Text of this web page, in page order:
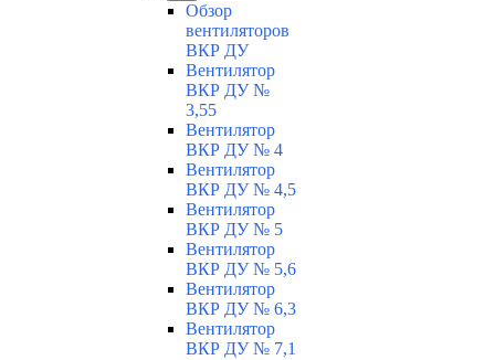
Обзор
вентиляторов
ВКР ДУ
Вентилятор
ВКР ДУ №
3,55
Вентилятор
ВКР ДУ № 4
Вентилятор
ВКР ДУ № 4,5
Вентилятор
ВКР ДУ № 5
Вентилятор
ВКР ДУ № 5,6
Вентилятор
ВКР ДУ № 6,3
Вентилятор
ВКР ДУ № 7,1